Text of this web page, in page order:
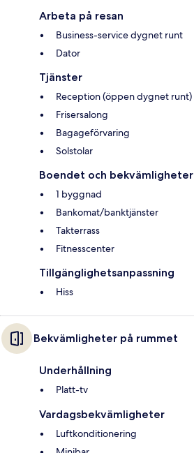
Arbeta på resan
Business-service dygnet runt
Dator
Tjänster
Reception (öppen dygnet runt)
Frisersalong
Bagageförvaring
Solstolar
Boendet och bekvämligheter
1 byggnad
Bankomat/banktjänster
Takterrass
Fitnesscenter
Tillgänglighetsanpassning
Hiss
Bekvämligheter på rummet
Underhållning
Platt-tv
Vardagsbekvämligheter
Luftkonditionering